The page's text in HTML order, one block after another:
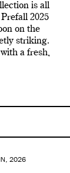
is all
2025
on the
striking.
a fresh,
2026